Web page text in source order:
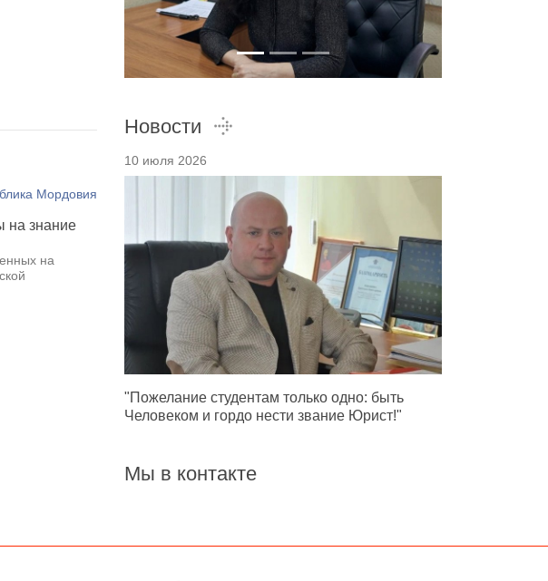
Мордовия
на знание
на
Новости
10 июля 2026
"Пожелание студентам только одно: быть
Человеком и гордо нести звание Юрист!"
Мы в контакте